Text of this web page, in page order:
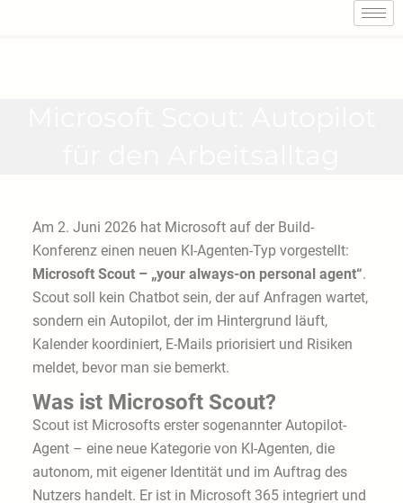
Am 2. Juni 2026 hat Microsoft auf der Build-
Konferenz einen neuen KI-Agenten-Typ vorgestellt:
Microsoft Scout – „your always-on personal agent“.
Scout soll kein Chatbot sein, der auf Anfragen wartet,
sondern ein Autopilot, der im Hintergrund läuft,
Kalender koordiniert, E-Mails priorisiert und Risiken
meldet, bevor man sie bemerkt.
Was ist Microsoft Scout?
Scout ist Microsofts erster sogenannter Autopilot-
Agent – eine neue Kategorie von KI-Agenten, die
autonom, mit eigener Identität und im Auftrag des
Nutzers handelt. Er ist in Microsoft 365 integriert und